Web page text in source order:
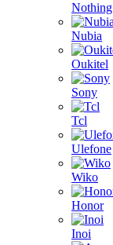
Nothing
Nubia
Oukitel
Sony
Tcl
Ulefone
Wiko
Honor
Inoi